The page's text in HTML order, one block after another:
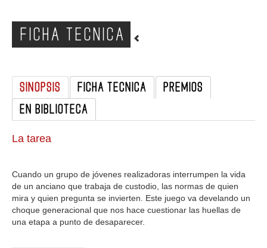
PELICULAS
DOCUMENTALES
MUJERES
AUDIOVISUAL INDIGENA Y COMUNITARIO
FICHA TECNICA
SINOPSIS FICHA TECNICA
PREMIOS
EN BIBLIOTECA
La tarea
Cuando un grupo de jóvenes realizadoras interrumpen la vida
de un anciano que trabaja de custodio, las normas de quien
mira y quien pregunta se invierten. Este juego va develando un
choque generacional que nos hace cuestionar las huellas de
una etapa a punto de desaparecer.